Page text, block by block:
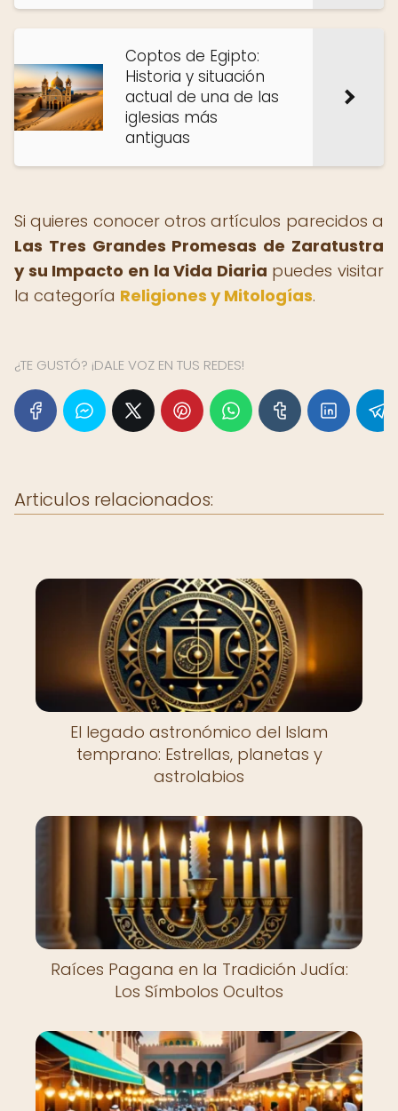
Coptos de Egipto:
Historia y situación
actual de una de las
iglesias más
antiguas
Si quieres conocer otros artículos parecidos a
Las Tres Grandes Promesas de Zaratustra
y su Impacto en la Vida Diaria puedes visitar
la categoría Religiones y Mitologías.
¿TE GUSTÓ? ¡DALE VOZ EN TUS REDES!
Articulos relacionados:
El legado astronómico del Islam
temprano: Estrellas, planetas y
astrolabios
Raíces Pagana en la Tradición Judía:
Los Símbolos Ocultos